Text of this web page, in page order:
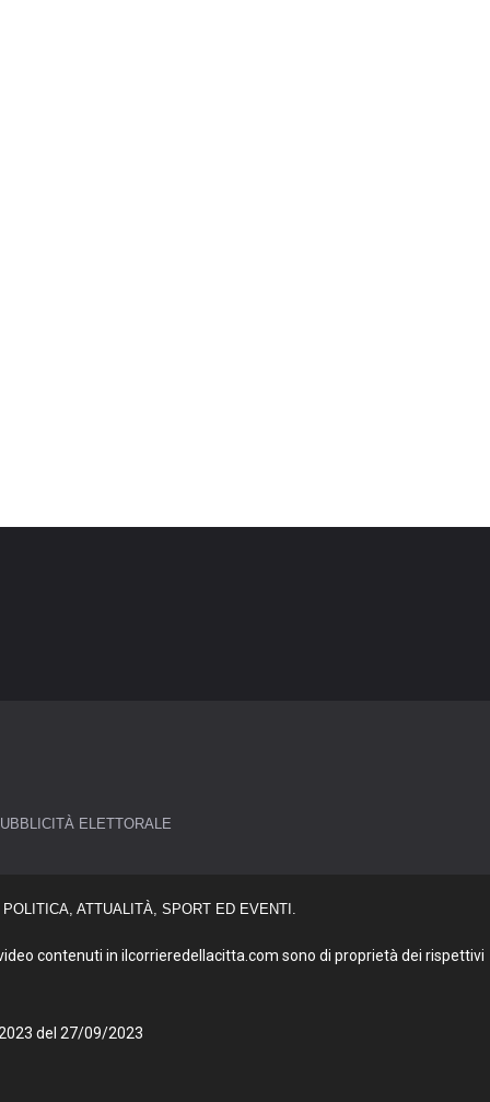
ELETTORALE
ATTUALITÀ, SPORT ED EVENTI.
contenuti in ilcorrieredellacitta.com sono di proprietà dei rispettivi
del 27/09/2023